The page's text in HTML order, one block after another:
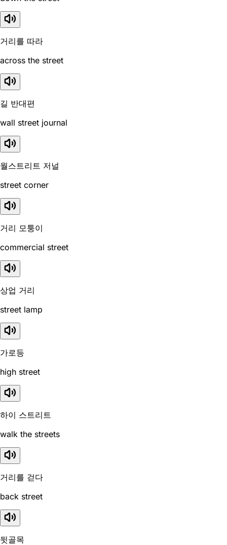
거리를 따라
across the street
길 반대편
wall street journal
월스트리트 저널
street corner
거리 모퉁이
commercial street
상업 거리
street lamp
가로등
high street
하이 스트리트
walk the streets
거리를 걷다
back street
뒷골목